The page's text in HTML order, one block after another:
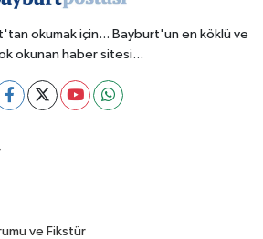
okumak için... Bayburt'un en köklü ve
okunan haber sitesi...
ve Fikstür